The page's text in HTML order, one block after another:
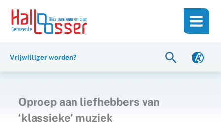
inhoud
naar
Vrijwilliger worden? Zoeken
Oproep aan liefhebbers van
‘klassieke’ muziek